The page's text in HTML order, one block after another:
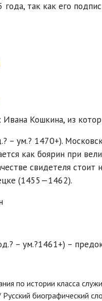
так как его
Кошкина, из
– ум.? 1470+).
как боярин при
свидетеля
(1455—1462).
– ум.?1461+) –
по истории класса
биографический